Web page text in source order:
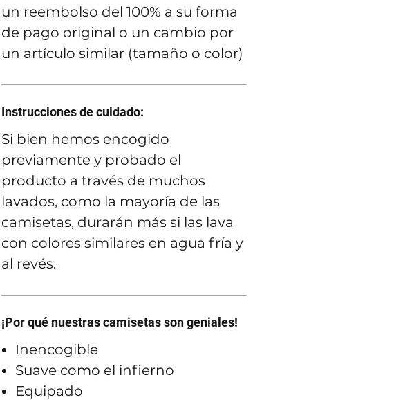
un reembolso del 100% a su forma
de pago original o un cambio por
un artículo similar (tamaño o color)
Instrucciones de cuidado:
Si bien hemos encogido
previamente y probado el
producto a través de muchos
lavados, como la mayoría de las
camisetas, durarán más si las lava
con colores similares en agua fría y
al revés.
¡Por qué nuestras camisetas son geniales!
Inencogible
Suave como el infierno
Equipado